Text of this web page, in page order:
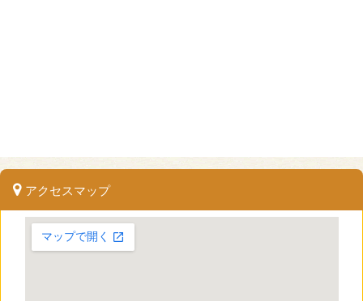
アクセスマップ